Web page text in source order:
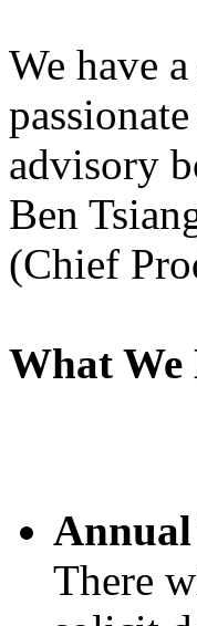
We have
advisory
Ben
(Chief
What We
There